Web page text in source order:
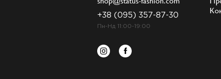
+38 (095) 357-87-30
Пн-Нд 11:00-19:00